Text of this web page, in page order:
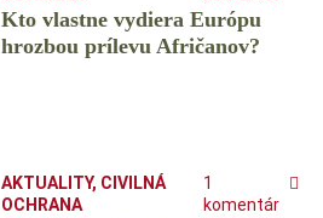
Kto vlastne vydiera Európu
hrozbou prílevu Afričanov?
AKTUALITY, CIVILNÁ
OCHRANA
1
komentár